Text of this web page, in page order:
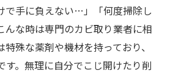
で手に負えない…」「何度掃除し
んな時は専門のカビ取り業者に相
殊な薬剤や機材を持っており、
す。無理に自分でこじ開けたり削